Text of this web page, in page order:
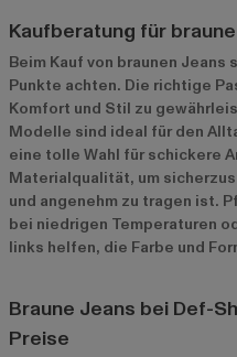
Kaufberatung für
Beim Kauf von braunen
Punkte achten. Die richtige
Komfort und Stil zu
Modelle sind ideal für den
eine tolle Wahl für schickere
Materialqualität, um
und angenehm zu tragen ist.
bei niedrigen Temperaturen
links helfen, die Farbe und
Braune Jeans bei Def-
Preise